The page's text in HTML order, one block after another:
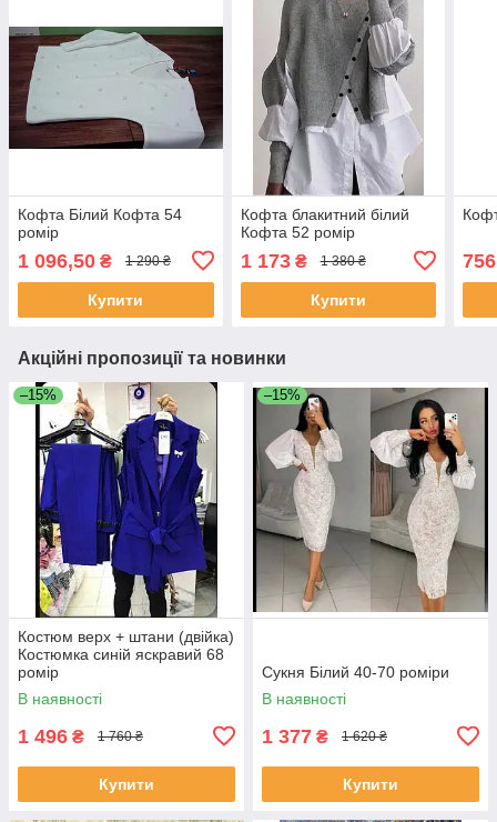
Кофта Білий Кофта 54
ромір
1 096,50 ₴ 1 290 ₴
Купити
Кофта блакитний білий
Кофта 52 ромір
1 173₴ 1 380 ₴
Купити
Акційні пропозиції та новинки
–15%
Костюм верх + штани (двійка)
Костюмка синій яскравий 68
ромір
В наявності
1 496 ₴ 1 760 ₴
Купити
–15%
Сукня Білий 40-70 роміри
В наявності
1 377 ₴ 1 620 ₴
Купити